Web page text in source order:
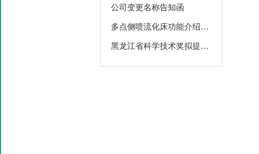
公司变更名称告知函
多点侧喷流化床功能介绍及应用
黑龙江省科学技术奖拟提名公示